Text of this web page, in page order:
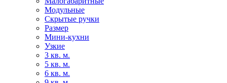
Модульные
Скрытые ручки
Размер
Мини-кухни
Узкие
3 кв. м.
5 кв. м.
6 кв. м.